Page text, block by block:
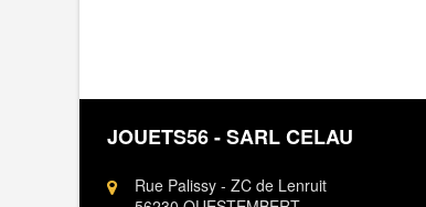
JOUETS56 - SARL CELAU
Rue Palissy - ZC de Lenruit